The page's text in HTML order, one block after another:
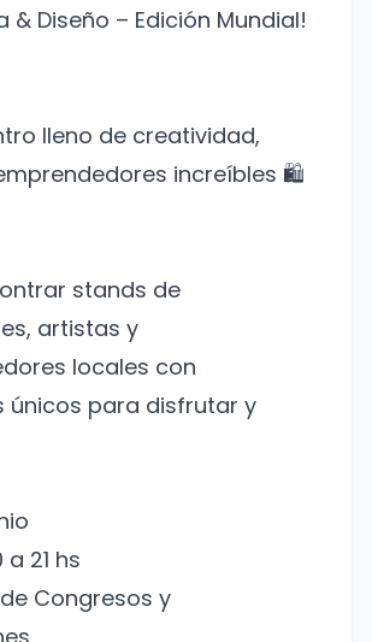
& Diseño – Edición Mundial!
lleno de creatividad,
increíbles 🛍️
stands de
artistas y
locales con
únicos para disfrutar y
a 21 hs
Congresos y